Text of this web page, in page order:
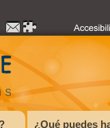
¿Qué puedes